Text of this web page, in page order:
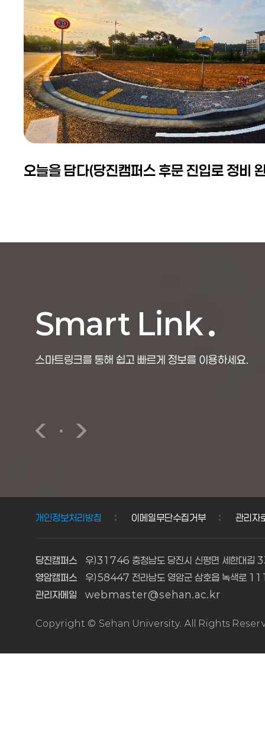
오늘을 담다(당진캠퍼스 후문 진입로 정비
Smart Link
스마트링크를 통해 쉽고 빠르게 정보를 이용하세요.
개인정보처리방침 이메일무단수집거부 관리자
당진캠퍼스
우)31746 충청남도 당진시 신평면 세한대길
영암캠퍼스
우)58447 전라남도 영암군 삼호읍 녹색로
관리자메일
webmaster@sehan.ac.kr
Copyright © Sehan University. All Rights